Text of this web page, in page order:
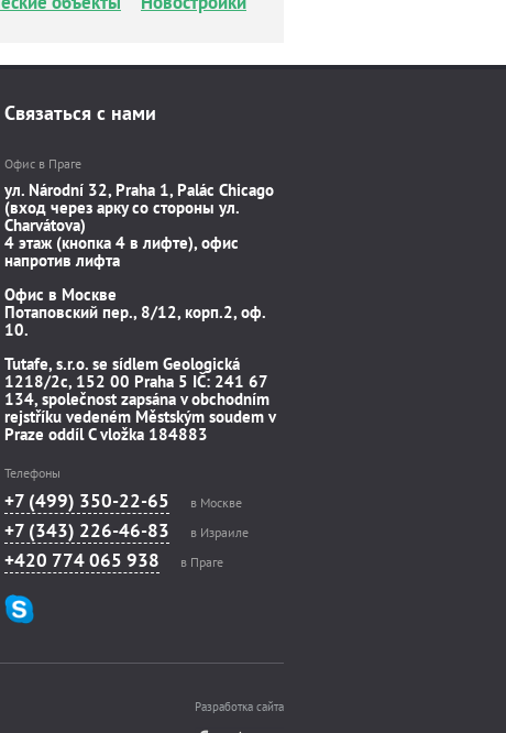
Связаться с нами
Офис в Праге
ул. Národní 32, Praha 1, Palác Chicago
(вход через арку со стороны ул.
Charvátova)
4 этаж (кнопка 4 в лифте), офис
напротив лифта
Офис в Москве
Потаповский пер., 8/12, корп.2, оф.
10.
Tutafe, s.r.o. se sídlem Geologická
1218/2c, 152 00 Praha 5 IČ: 241 67
134, společnost zapsána v obchodním
rejstříku vedeném Městským soudem v
Praze oddíl C vložka 184883
Телефоны
+7 (499) 350-22-65 в Москве
+7 (343) 226-46-83 в Израиле
+420 774 065 938 в Праге
Разработка сайта